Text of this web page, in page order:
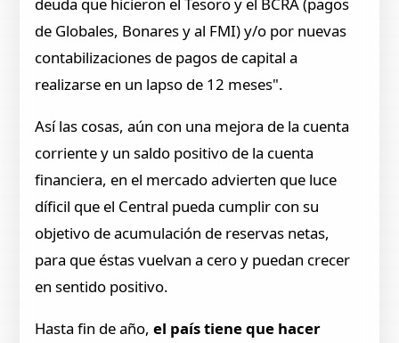
deuda que hicieron el Tesoro y el BCRA (pagos
de Globales, Bonares y al FMI) y/o por nuevas
contabilizaciones de pagos de capital a
realizarse en un lapso de 12 meses".
Así las cosas, aún con una mejora de la cuenta
corriente y un saldo positivo de la cuenta
financiera, en el mercado advierten que luce
díficil que el Central pueda cumplir con su
objetivo de acumulación de reservas netas,
para que éstas vuelvan a cero y puedan crecer
en sentido positivo.
Hasta fin de año,el país tiene que hacer